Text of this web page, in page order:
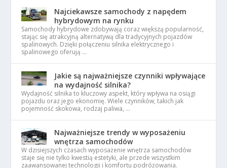
Najciekawsze samochody z napędem
hybrydowym na rynku
Samochody hybrydowe zdobywają coraz większą popularność,
stając się atrakcyjną alternatywą dla tradycyjnych pojazdów
spalinowych. Dzięki połączeniu silnika elektrycznego i
spalinowego oferują …
Jakie są najważniejsze czynniki wpływające
na wydajność silnika?
Wydajność silnika to kluczowy aspekt, który wpływa na osiągi
pojazdu oraz jego ekonomię. Wiele czynników, takich jak
pojemność skokowa, rodzaj paliwa, …
Najważniejsze trendy w wyposażeniu
wnętrza samochodów
W dzisiejszych czasach wyposażenie wnętrza samochodów
staje się nie tylko kwestią estetyki, ale przede wszystkim
zaawansowanej technologii i komfortu podróżowania.